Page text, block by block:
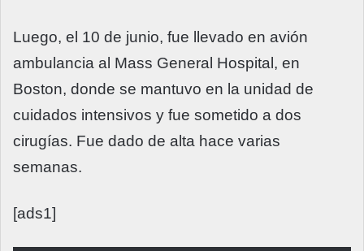
Luego, el 10 de junio, fue llevado en avión
ambulancia al Mass General Hospital, en
Boston, donde se mantuvo en la unidad de
cuidados intensivos y fue sometido a dos
cirugías. Fue dado de alta hace varias
semanas.
[ads1]